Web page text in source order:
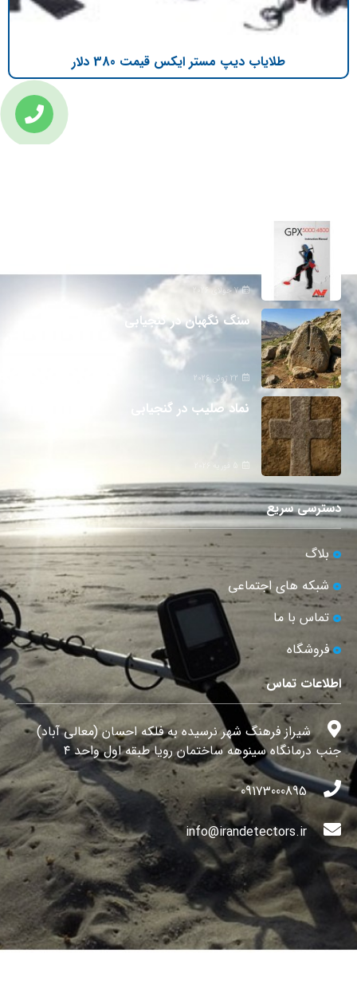
طلایاب دیپ مستر ایکس قیمت 380 دلار
7 جولای 2026
سنگ نگهبان در گنجیابی
22 ژوئن 2026
نماد صلیب در گنجیابی
دسترسی سریع
بلاگ
شبکه های اجتماعی
تماس با ما
فروشگاه
اطلاعات تماس
شیراز فرهنگ شهر نرسیده به فلکه احسان (معالی آباد)
جنب درمانگاه سینوهه ساختمان رویا طبقه اول واحد ۴
09173000895
info@irandetectors.ir